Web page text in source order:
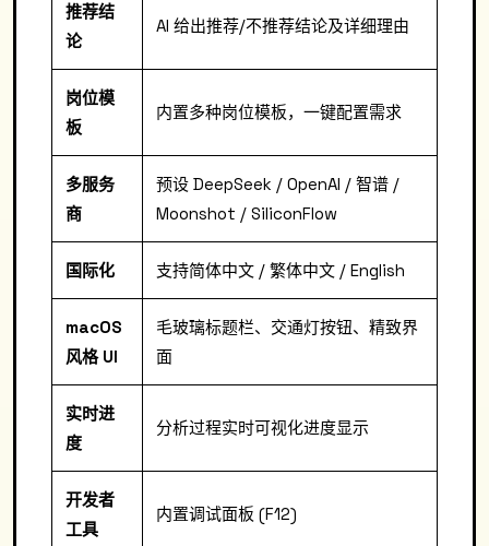
推荐结
论
AI 给出推荐/不推荐结论及详细理由
岗位模
板
内置多种岗位模板，一键配置需求
多服务
商
预设 DeepSeek / OpenAI / 智谱 /
Moonshot / SiliconFlow
国际化 支持简体中文 / 繁体中文 / English
macOS
风格 UI
毛玻璃标题栏、交通灯按钮、精致界
面
实时进
度
分析过程实时可视化进度显示
开发者
工具
内置调试面板 (F12)